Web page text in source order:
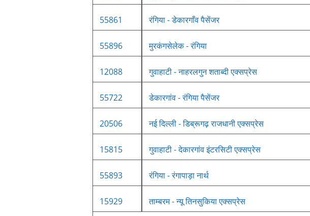
55861 रंगिया - डेकारगाँव पैसेंजर
55896 मुरकंगसेलेक - रंगिया
12088 गुवाहाटी - नाहरलगुन शताब्दी एक्सप्रेस
55722 डेकारगांव - रंगिया पैसेंजर
20506 नई दिल्ली - डिब्रूगढ़ राजधानी एक्सप्रेस
15815 गुवाहाटी - देकारगांव इंटरसिटी एक्सप्रेस
55893 रंगिया - रंगापाड़ा नार्थ
15929 ताम्बरम - न्यू तिनसुकिया एक्सप्रेस